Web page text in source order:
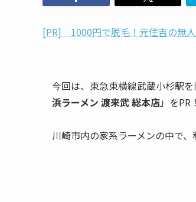
[PR] 1000円で脱毛！元住吉の無人
今回は、東急東横線武蔵小杉駅を
浜ラーメン 渡来武 総本店」をPR！
川崎市内の家系ラーメンの中で